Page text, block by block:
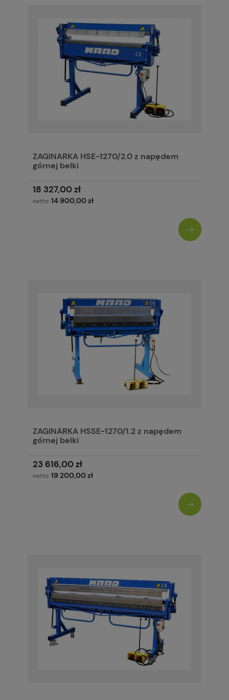
ZAGINARKA HSE-1270/2.0 z napędem
górnej belki
18 327,00 zł
netto:14 900,00 zł
ZAGINARKA HSSE-1270/1.2 z napędem
górnej belki
23 616,00 zł
netto:19 200,00 zł